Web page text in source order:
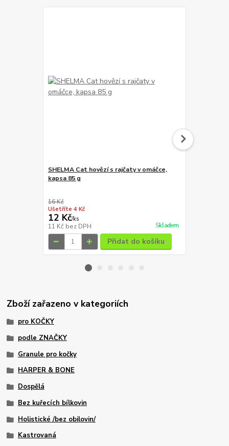
SHELMA Cat hovězí s rajčaty v omáčce,
kapsa 85 g
16 Kč
Ušetříte 4 Kč
12 Kč/ks
11 Kč bez DPH Skladem
Přidat do košíku
Zboží zařazeno v kategoriích
pro KOČKY
podle ZNAČKY
Granule pro kočky
HARPER & BONE
Dospělá
Bez kuřecích bílkovin
Holistické /bez obilovin/
Kastrovaná